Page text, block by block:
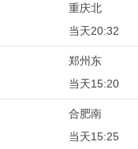
重庆北
当天20:32
郑州东
当天15:20
合肥南
当天15:25